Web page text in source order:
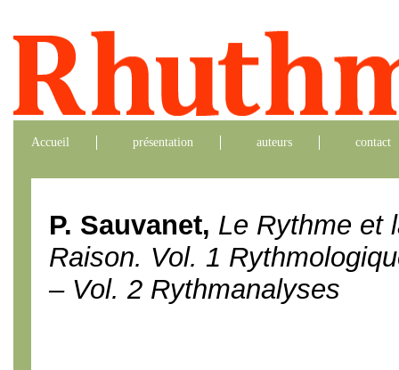
Accueil présentation auteurs contact
P. Sauvanet, Le Rythme et
Raison. Vol. 1
– Vol. 2 Rythmanalyses